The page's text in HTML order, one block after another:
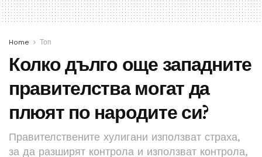
Home Топ
Колко дълго още западните
правителства могат да
плюят по народите си?
Правителствените хулигани използват страха,
за да разширят контрола и използват контрола,